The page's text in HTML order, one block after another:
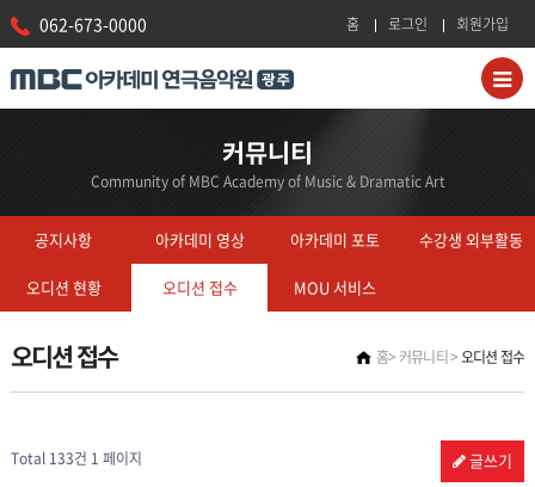
062-673-0000 홈 로그인 회원가입
커뮤니티
Community of MBC Academy of Music & Dramatic Art
공지사항 아카데미 영상 아카데미 포토 수강생 외부활동
오디션 현황 오디션 접수 MOU 서비스
오디션 접수 홈 커뮤니티 오디션 접수
Total 133건 1 페이지 글쓰기